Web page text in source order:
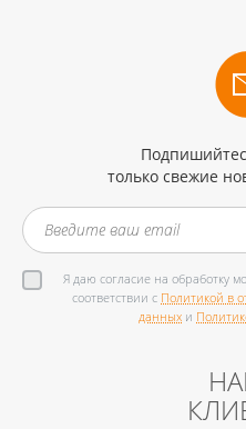
только свежие
Я даю согласие на обработку
соответствии с Политикой в
данных и